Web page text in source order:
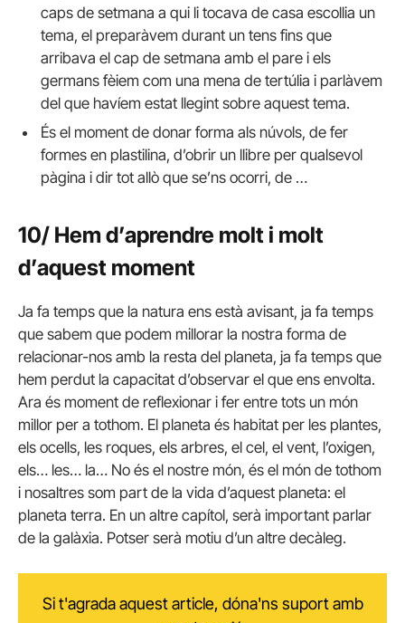
caps de setmana a qui li tocava de casa escollia un
tema, el preparàvem durant un tens fins que
arribava el cap de setmana amb el pare i els
germans fèiem com una mena de tertúlia i parlàvem
del que havíem estat llegint sobre aquest tema.
És el moment de donar forma als núvols, de fer
formes en plastilina, d’obrir un llibre per qualsevol
pàgina i dir tot allò que se’ns ocorri, de …
10/ Hem d’aprendre molt i molt
d’aquest moment
Ja fa temps que la natura ens està avisant, ja fa temps
que sabem que podem millorar la nostra forma de
relacionar-nos amb la resta del planeta, ja fa temps que
hem perdut la capacitat d’observar el que ens envolta.
Ara és moment de reflexionar i fer entre tots un món
millor per a tothom. El planeta és habitat per les plantes,
els ocells, les roques, els arbres, el cel, el vent, l’oxigen,
els… les… la… No és el nostre món, és el món de tothom
i nosaltres som part de la vida d’aquest planeta: el
planeta terra. En un altre capítol, serà important parlar
de la galàxia. Potser serà motiu d’un altre decàleg.
Si t'agrada aquest article, dóna'ns suport amb